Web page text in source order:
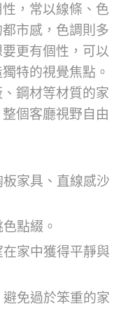
，常以線條、色
市感，色調則多
更有個性，可以
特的視覺焦點。
鋼材等材質的家
個客廳視野自由
板家具、直線感沙
點綴。
在家中獲得平靜與
避免過於笨重的家